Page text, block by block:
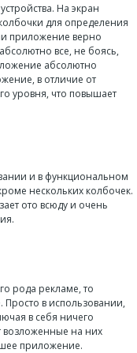
На экран
для определения
приложение верно
все, не боясь,
абсолютно
в отличие от
уровня, что повышает
и в функциональном
нескольких колбочек.
ото всюду и очень
рода рекламе, то
в использовании,
в себя ничего
возложенные на них
приложение.